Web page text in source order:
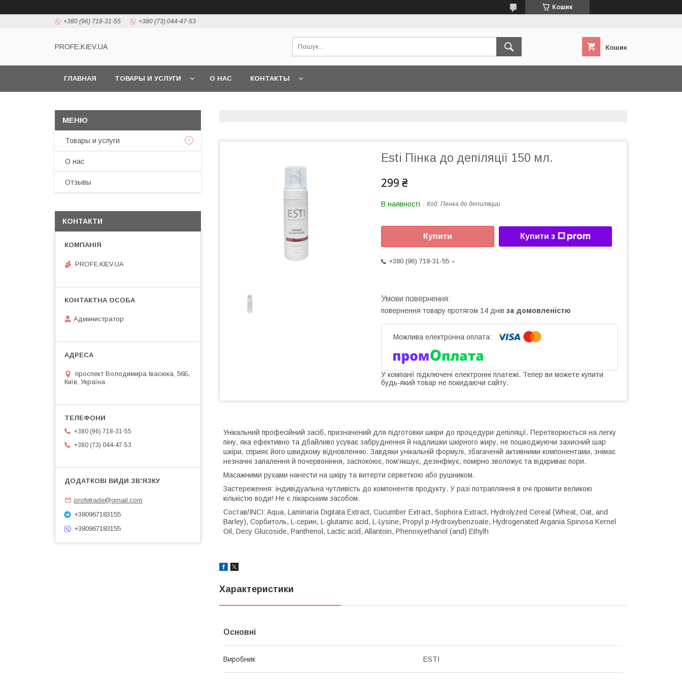
Кошик
+380 (96) 718-31-55 +380 (73) 044-47-53
PROFE.KIEV.UA Кошик
ГЛАВНАЯ ТОВАРЫ И УСЛУГИ О НАС КОНТАКТЫ
Esti Пінка до депіляції 150 мл.
299 ₴
В наявності Код: Пенка до депиляции
Купити Купити з
+380 (96) 718-31-55
повернення товару протягом 14 днів за домовленістю
У компанії підключені електронні платежі. Тепер ви можете купити
будь-який товар не покидаючи сайту.
Унікальний професійний засіб, призначений для підготовки шкіри до процедури депіляції. Перетворюється на легку
піну, яка ефективно та дбайливо усуває забруднення й надлишки шкірного жиру, не пошкоджуючи захисний шар
шкіри, сприяє його швидкому відновленню. Завдяки унікальній формулі, збагаченій активними компонентами, знімає
незначні запалення й почервоніння, заспокоює, пом'якшує, дезінфікує, помірно зволожує та відкриває пори.
Масажними рухами нанести на шкіру та витерти серветкою або рушником.
Застереження: індивідуальна чутливість до компонентів продукту. У разі потрапляння в очі промити великою
кількістю води! Не є лікарським засобом.
Состав/INCI: Aqua, Laminaria Digitata Extract, Cucumber Extract, Sophora Extract, Hydrolyzed Cereal (Wheat, Oat, and
Barley), Сорбитоль, L-серин, L-glutamic acid, L-Lysine, Propyl p-Hydroxybenzoate, Hydrogenated Argania Spinosa Kernel
Oil, Decy Glucoside, Panthenol, Lactic acid, Allantoin, Phenoxyethanol (and) Ethylh
Характеристики
Основні
Виробник ESTI
Товары и услуги
О нас
Отзывы
КОНТАКТИ
PROFE.KIEV.UA
Администратор
проспект Володимира Івасюка, 56Б,
Київ, Україна
+380 (96) 718-31-55
+380 (73) 044-47-53
profetrade@gmail.com
+380967183155
+380967183155